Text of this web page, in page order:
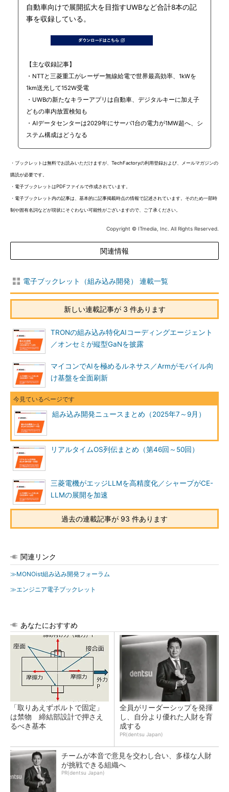
自動車向けで展開拡大を目指すUWBなど合計8本の記
事を収録している。
【主な収録記事】
・NTTと三菱重工がレーザー無線給電で世界最高効率、1kWを
1km送光して152W受電
・UWBの新たなキラーアプリは自動車、デジタルキーに加え子
どもの車内放置検知も
・AIデータセンターは2029年にサーバ1台の電力が1MW超へ、シ
ステム構成はどうなる
・ブックレットは無料でお読みいただけますが、TechFactoryの利用登録および、メールマガジンの
購読が必要です。
・電子ブックレットはPDFファイルで作成されています。
・電子ブックレット内の記事は、基本的に記事掲載時点の情報で記述されています。そのため一部時
制や固有名詞などが現状にそぐわない可能性がございますので、ご了承ください。
Copyright © ITmedia, Inc. All Rights Reserved.
関連情報
電子ブックレット（組み込み開発） 連載一覧
新しい連載記事が 3 件あります
TRONの組み込み特化AIコーディングエージェント
／オンセミが縦型GaNを披露
マイコンでAIを極めるルネサス／Armがモバイル向
け基盤を全面刷新
組み込み開発ニュースまとめ（2025年7～9月）
リアルタイムOS列伝まとめ（第46回～50回）
三菱電機がエッジLLMを高精度化／シャープがCE-
LLMの展開を加速
過去の連載記事が 93 件あります
関連リンク
≫MONOist組み込み開発フォーラム
≫エンジニア電子ブックレット
あなたにおすすめ
「取りあえずボルトで固定」
は禁物 締結部設計で押さえ
るべき基本
全員がリーダーシップを発揮
し、自分より優れた人財を育
成する
PR(dentsu Japan)
チームが本音で意見を交わし合い、多様な人財
が挑戦できる組織へ
PR(dentsu Japan)